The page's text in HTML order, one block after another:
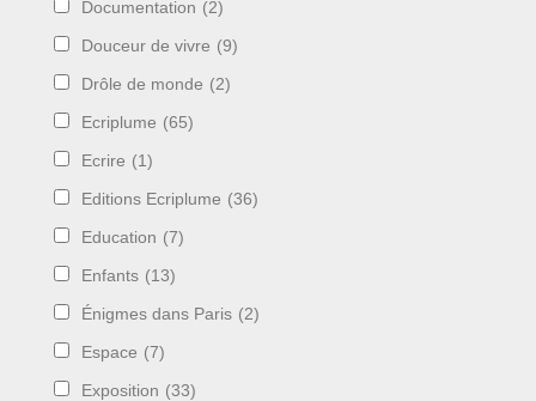
Documentation (2)
Douceur de vivre (9)
Drôle de monde (2)
Ecriplume (65)
Ecrire (1)
Editions Ecriplume (36)
Education (7)
Enfants (13)
Énigmes dans Paris (2)
Espace (7)
Exposition (33)